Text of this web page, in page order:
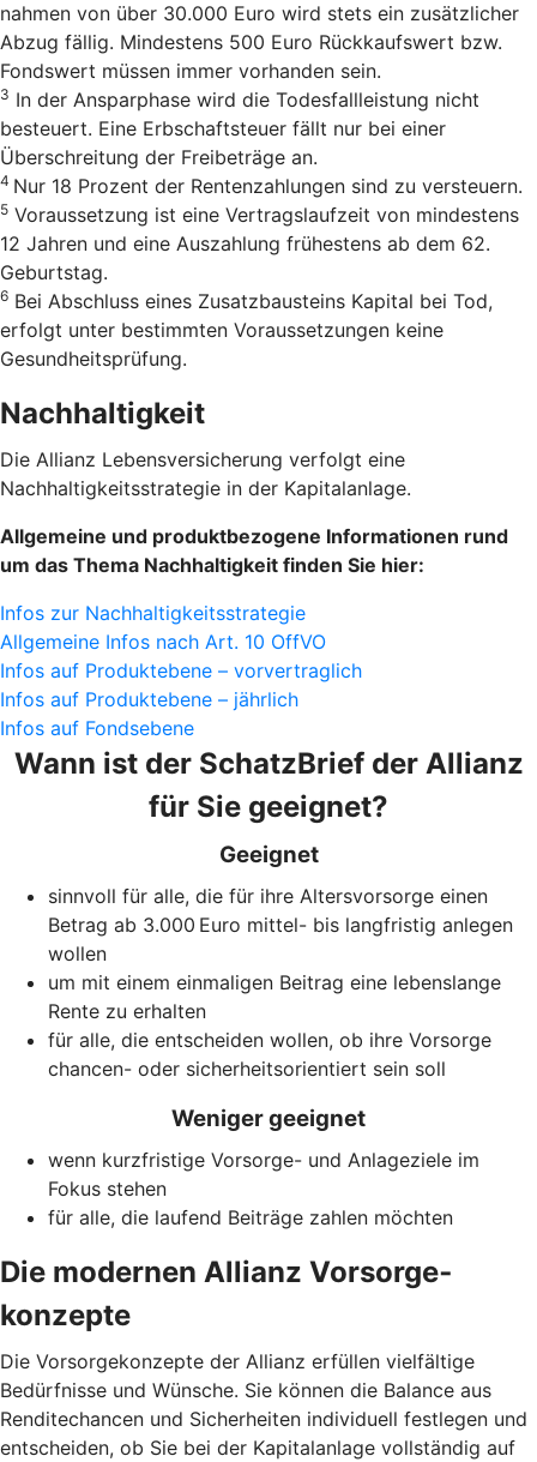
nah­men von über 30.000 Euro wird stets ein zu­sätz­li­cher
Ab­zug fäl­lig. Min­des­tens 500 Euro Rück­kaufs­wert bzw.
Fonds­wert müs­sen immer vor­han­den sein.
3 In der Ansparphase wird die Todesfallleistung nicht
besteuert. Eine Erbschaftsteuer fällt nur bei einer
Überschreitung der Freibeträge an.
4 Nur 18 Pro­zent der Ren­ten­zah­lun­gen sind zu versteu­ern.
5 Voraussetzung ist eine Vertrags­laufzeit von mindestens
12 Jahren und eine Auszahlung frühestens ab dem 62.
Geburtstag.
6 Bei Abschluss eines Zusatzbausteins Kapital bei Tod,
erfolgt unter bestimmten Voraussetzungen keine
Gesundheitsprüfung.
Nachhaltigkeit
Die Allianz Lebensversicherung verfolgt eine
Nachhaltigkeitsstrategie in der Kapitalanlage.
Allgemeine und produktbezogene Informationen rund
um das Thema Nachhaltigkeit finden Sie hier:
Infos zur Nachhaltigkeitsstrategie
Allgemeine Infos nach Art. 10 OffVO
Infos auf Produktebene – vorvertraglich
Infos auf Produktebene – jährlich
Infos auf Fondsebene
Wann ist der SchatzBrief der Allianz
für Sie geeignet?
Geeignet
sinnvoll für alle, die für ihre Altersvorsorge einen
Betrag ab 3.000 Euro mittel- bis langfristig anlegen
wollen
um mit einem einmaligen Beitrag eine lebenslange
Rente zu erhalten
für alle, die entscheiden wollen, ob ihre Vorsorge
chancen- oder sicherheitsorientiert sein soll
Weniger geeignet
wenn kurzfristige Vorsorge- und Anlageziele im
Fokus stehen
für alle, die laufend Beiträge zahlen möchten
Die modernen Allianz Vorsorge­
konzepte
Die Vorsorgekonzepte der Allianz erfüllen vielfältige
Bedürfnisse und Wünsche. Sie können die Balance aus
Renditechancen und Sicherheiten individuell festlegen und
entscheiden, ob Sie bei der Kapitalanlage vollständig auf